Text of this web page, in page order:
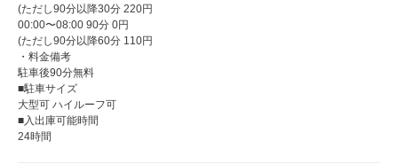
(ただし90分以降30分 220円
00:00〜08:00 90分 0円
(ただし90分以降60分 110円
・料金備考
駐車後90分無料
■駐車サイズ
大型可 ハイルーフ可
■入出庫可能時間
24時間